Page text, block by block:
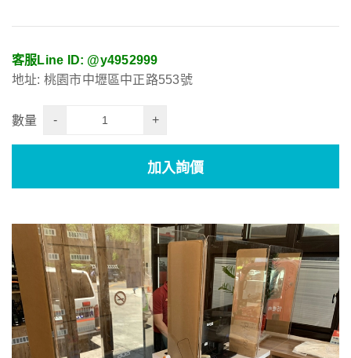
客服Line ID: @y4952999
地址: 桃園市中壢區中正路553號
數量 - +
加入詢價